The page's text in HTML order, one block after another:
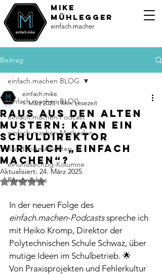
MiKE
Mühlegger
einfach.macher
Beitrag
einfach.machen BLOG
einfach.machen Podcast
einfach.machen Methoden
Kundengeschichten
einundsechzig-Kolumne
Persönliches
einfach.machen BLOG
Raus aus den alten
Mustern: Kann ein
Schuldirektor
wirklich „einfach
machen“?
einfach.mike
1. März 2025 1 Min. Lesezeit
Aktualisiert: 24. März 2025
Mit NaN von 5 Sternen bewertet.
In der neuen Folge des
einfach.machen-Podcasts spreche ich
mit Heiko Kromp, Direktor der
Polytechnischen Schule Schwaz, über
mutige Ideen im Schulbetrieb. 🌟
Von Praxisprojekten und Fehlerkultur